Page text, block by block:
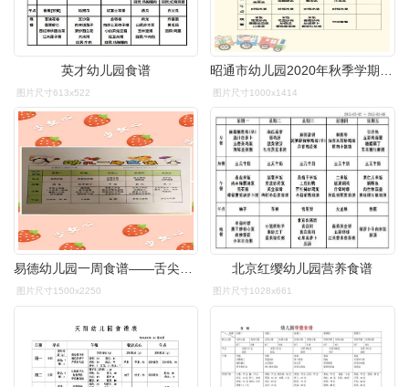
英才幼儿园食谱
图片尺寸613x522 图片尺寸1000x1414
易德幼儿园一周食谱——舌尖上的美味
图片尺寸1500x2250
北京红缨幼儿园营养食谱
图片尺寸1028x661